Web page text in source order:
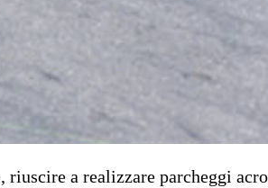
riuscire a realizzare parcheggi